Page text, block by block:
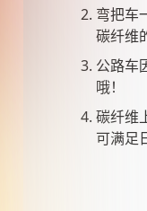
弯把车
碳纤维
公路车
哦！
碳纤维
可满足